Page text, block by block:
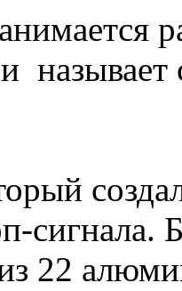
сигнала.
22